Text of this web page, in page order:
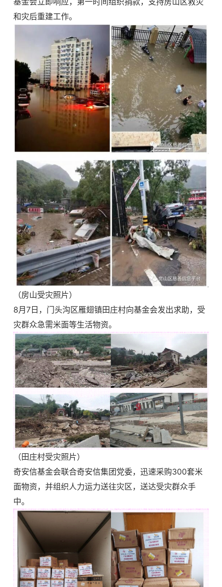
和灾后重建工作。
（房山受灾照片）
8月7日，门头沟区雁翅镇田庄村向基金会发出求助，受
灾群众急需米面等生活物资。
（田庄村受灾照片）
奇安信基金会联合奇安信集团党委，迅速采购300套米
面物资，并组织人力运力送往灾区，送达受灾群众手
中。